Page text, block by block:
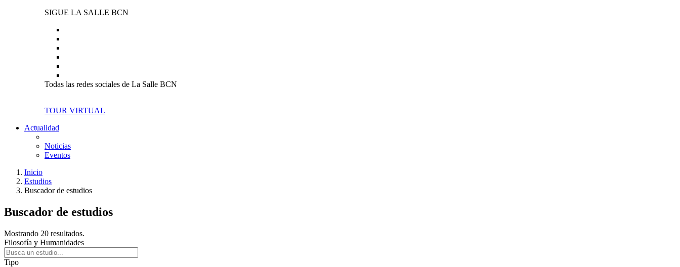
SIGUE LA SALLE BCN
Todas las redes sociales de La Salle BCN
TOUR VIRTUAL
Actualidad
Noticias
Eventos
Inicio
Estudios
Buscador de estudios
Buscador de estudios
Mostrando 20 resultados.
Filosofía y Humanidades
Tipo